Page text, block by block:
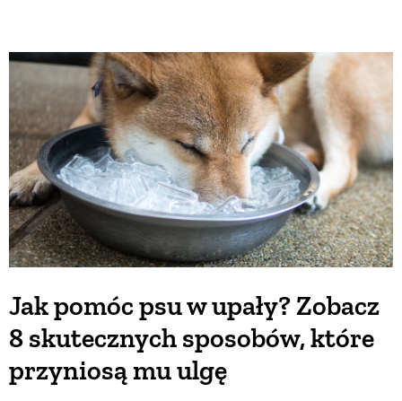
Jak pomóc psu w upały? Zobacz
8 skutecznych sposobów, które
przyniosą mu ulgę